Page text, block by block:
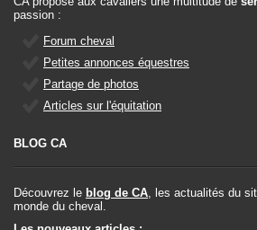
passion :
Forum cheval
Petites annonces équestres
Partage de photos
Articles sur l'équitation
BLOG CA
Découvrez le blog de CA, les actualités du
monde du cheval.